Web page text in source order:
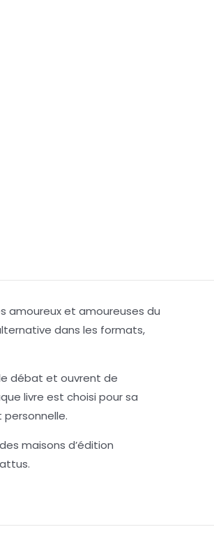
amoureux et amoureuses du
dans les formats,
débat et ouvrent de
livre est choisi pour sa
maisons d’édition